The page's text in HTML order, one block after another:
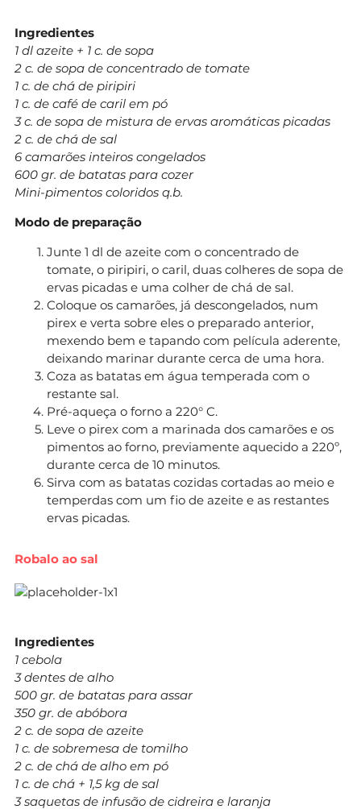
Ingredientes
1 dl azeite + 1 c. de sopa
2 c. de sopa de concentrado de tomate
1 c. de chá de piripiri
1 c. de café de caril em pó
3 c. de sopa de mistura de ervas aromáticas picadas
2 c. de chá de sal
6 camarões inteiros congelados
600 gr. de batatas para cozer
Mini-pimentos coloridos q.b.
Modo de preparação
Junte 1 dl de azeite com o concentrado de
tomate, o piripiri, o caril, duas colheres de sopa de
ervas picadas e uma colher de chá de sal.
Coloque os camarões, já descongelados, num
pirex e verta sobre eles o preparado anterior,
mexendo bem e tapando com película aderente,
deixando marinar durante cerca de uma hora.
Coza as batatas em água temperada com o
restante sal.
Pré-aqueça o forno a 220° C.
Leve o pirex com a marinada dos camarões e os
pimentos ao forno, previamente aquecido a 220º,
durante cerca de 10 minutos.
Sirva com as batatas cozidas cortadas ao meio e
temperdas com um fio de azeite e as restantes
ervas picadas.
Robalo ao sal
Ingredientes
1 cebola
3 dentes de alho
500 gr. de batatas para assar
350 gr. de abóbora
2 c. de sopa de azeite
1 c. de sobremesa de tomilho
2 c. de chá de alho em pó
1 c. de chá + 1,5 kg de sal
3 saquetas de infusão de cidreira e laranja